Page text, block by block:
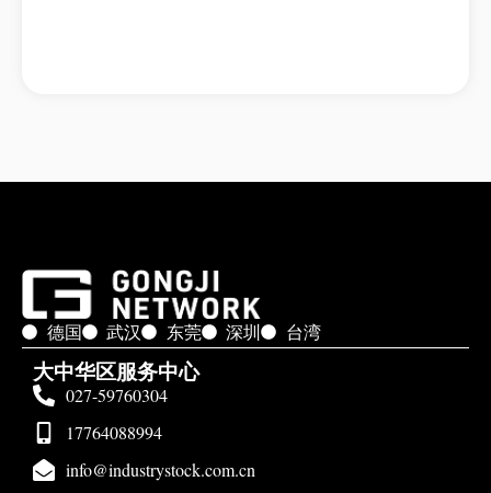
德国 武汉 东莞 深圳 台湾
大中华区服务中心
027-59760304
17764088994
info@industrystock.com.cn